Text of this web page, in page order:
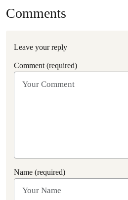
Comments
Leave your reply
Comment (required)
Name (required)